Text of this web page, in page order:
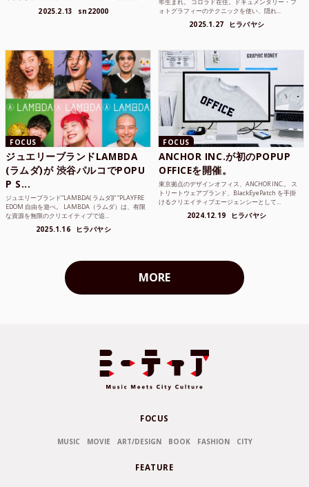
2025.2.13 sn22000
年生まれ。 コロラド在住。ドキュメンタリー・フ
ォトグラフィーのテクニックを使い、隠れ...
2025.1.27 ヒラバヤシ
FOCUS
ジュエリーブランドLAMBDA
(ラムダ)が 渋谷パルコでPOPU
P S...
ジュエリーブランド“LAMBDA( ラムダ))” “PLAYFRE
EDOM 自由を遊べ。 LAMBDA（ラムダ）は、有限
な資源を無限のクリエイティブで追...
2025.1.16 ヒラバヤシ
FOCUS
ANCHOR INC.が初のPOPUP
OFFICEを開催。
東京拠点のデザインオフィス、ANCHOR INC.。 ス
トリートウェアブランド、BlackEyePatch を手掛
けるクリエイティブエージェンシーとして...
2024.12.19 ヒラバヤシ
MORE
FOCUS
MUSIC MOVIE ART/DESIGN BOOK FASHION CITY
FEATURE